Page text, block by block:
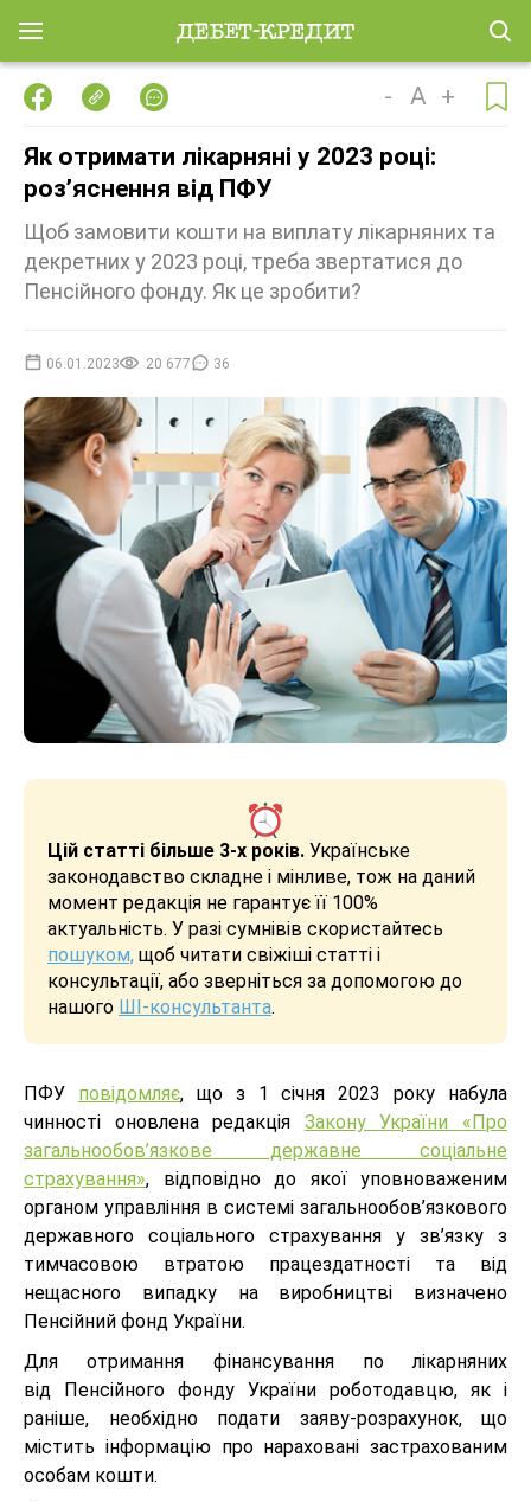
- A +
Як отримати лікарняні у 2023 році:
роз’яснення від ПФУ
Щоб замовити кошти на виплату лікарняних та
декретних у 2023 році, треба звертатися до
Пенсійного фонду. Як це зробити?
06.01.2023 20 677 36
Цій статті більше 3-х років. Українське
законодавство складне і мінливе, тож на даний
момент редакція не гарантує її 100%
актуальність. У разі сумнівів скористайтесь
пошуком, щоб читати свіжіші статті і
консультації, або зверніться за допомогою до
нашого ШІ-консультанта.
ПФУ повідомляє, що з 1 січня2023
року набула
чинності оновлена редакція Закону України «Про
загальнообов’язкове державне соціальне
страхування», відповідно до якої уповноваженим
органом управління в системі загальнообов’язкового
державного соціального страхування у зв’язку з
тимчасовою втратою працездатності та від
нещасного випадку на виробництві визначено
Пенсійний фонд України.
Для отримання фінансування по лікарняних
від Пенсійного фонду України роботодавцю, як і
раніше, необхідно подати заяву-розрахунок, що
містить інформацію про нараховані застрахованим
особам кошти.